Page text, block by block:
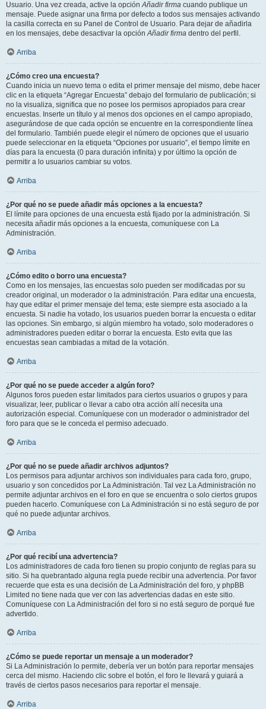
Usuario. Una vez creada, active la opciónAñadir firma cuando publique un
mensaje. Puede asignar una firma por defecto a todos sus mensajes activando
la casilla correcta en su Panel de Control de Usuario. Para dejar de añadirla
en los mensajes, debe desactivar la opciónAñadir firma dentro del perfil.
Arriba
¿Cómo creo una encuesta?
Cuando inicia un nuevo tema o edita el primer mensaje del mismo, debe hacer
clic en la etiqueta “Agregar Encuesta” debajo del formulario de publicación; si
no la visualiza, significa que no posee los permisos apropiados para crear
encuestas. Inserte un título y al menos dos opciones en el campo apropiado,
asegurándose de que cada opción se encuentre en la correspondiente línea
del formulario. También puede elegir el número de opciones que el usuario
puede seleccionar en la etiqueta “Opciones por usuario”, el tiempo límite en
días para la encuesta (0 para duración infinita) y por último la opción de
permitir a lo usuarios cambiar su votos.
Arriba
¿Por qué no se puede añadir más opciones a la encuesta?
El límite para opciones de una encuesta está fijado por la administración. Si
necesita añadir más opciones a la encuesta, comuníquese con La
Administración.
Arriba
¿Cómo edito o borro una encuesta?
Como en los mensajes, las encuestas solo pueden ser modificadas por su
creador original, un moderador o la administración. Para editar una encuesta,
hay que editar el primer mensaje del tema; este siempre esta asociado a la
encuesta. Si nadie ha votado, los usuarios pueden borrar la encuesta o editar
las opciones. Sin embargo, si algún miembro ha votado, solo moderadores o
administradores pueden editar o borrar la encuesta. Esto evita que las
encuestas sean cambiadas a mitad de la votación.
Arriba
¿Por qué no se puede acceder a algún foro?
Algunos foros pueden estar limitados para ciertos usuarios o grupos y para
visualizar, leer, publicar o llevar a cabo otra acción allí necesita una
autorización especial. Comuníquese con un moderador o administrador del
foro para que se le conceda el permiso adecuado.
Arriba
¿Por qué no se puede añadir archivos adjuntos?
Los permisos para adjuntar archivos son individuales para cada foro, grupo,
usuario y son concedidos por La Administración. Tal vez La Administración no
permite adjuntar archivos en el foro en que se encuentra o solo ciertos grupos
pueden hacerlo. Comuníquese con La Administración si no está seguro de por
qué no puede adjuntar archivos.
Arriba
¿Por qué recibí una advertencia?
Los administradores de cada foro tienen su propio conjunto de reglas para su
sitio. Si ha quebrantado alguna regla puede recibir una advertencia. Por favor
recuerde que esta es una decisión de La Administración del foro, y phpBB
Limited no tiene nada que ver con las advertencias dadas en este sitio.
Comuníquese con La Administración del foro si no está seguro de porqué fue
advertido.
Arriba
¿Cómo se puede reportar un mensaje a un moderador?
Si La Administración lo permite, debería ver un botón para reportar mensajes
cerca del mismo. Haciendo clic sobre el botón, el foro le llevará y guiará a
través de ciertos pasos necesarios para reportar el mensaje.
Arriba